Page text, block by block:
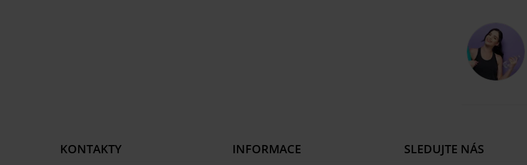
KONTAKTY INFORMACE SLEDUJTE NÁS